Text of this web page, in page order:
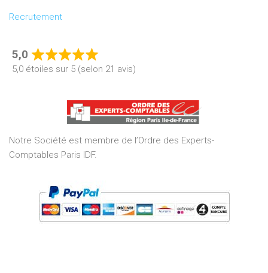
Recrutement
5,0
Rated
5,0
of
5
5,0 étoiles sur 5 (selon 21 avis)
Notre Société est membre de l’Ordre des Experts-
Comptables Paris IDF.